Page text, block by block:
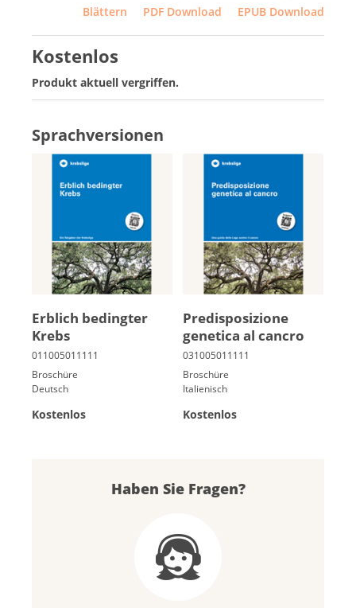
Blättern PDF Download EPUB Download
Kostenlos
Produkt aktuell vergriffen.
Sprachversionen
Erb­lich be­ding­ter
Krebs
Broschüre
Deutsch
Kostenlos
Pre­di­spo­sizione
genetica al cancro
Broschüre
Italienisch
Kostenlos
Haben Sie Fragen?